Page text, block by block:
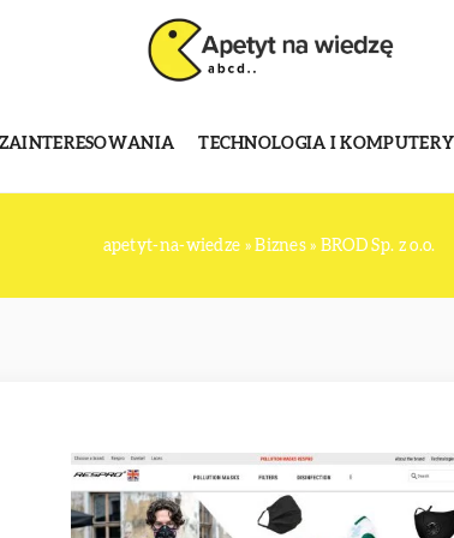
TECHNOLOGIA I KOMPUTERY
apetyt-na-wiedze »Biznes » BROD Sp. z o.o.